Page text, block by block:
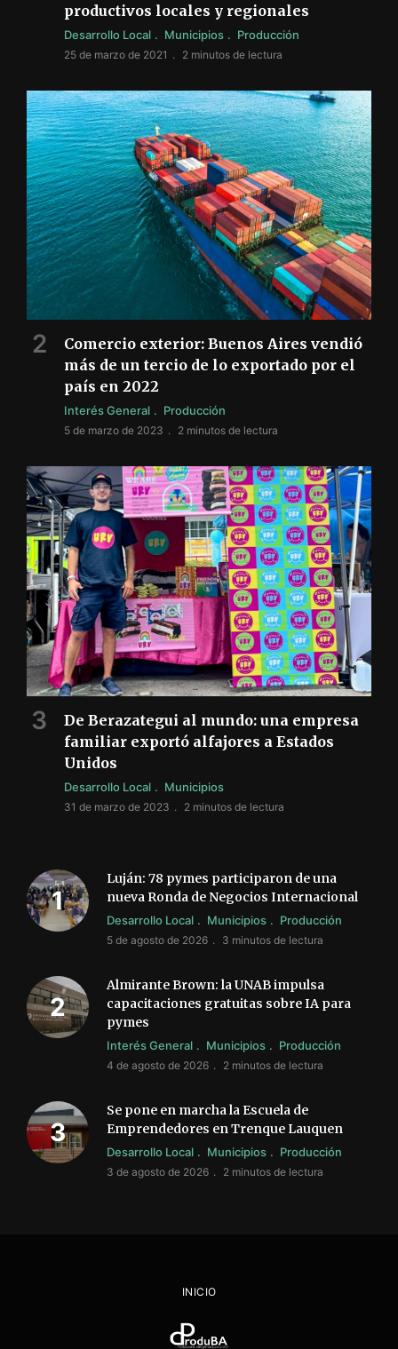
productivos locales y regionales
Desarrollo Local Municipios Producción
25 de marzo de 2021 2 minutos de lectura
Comercio exterior: Buenos Aires vendió
más de un tercio de lo exportado por el
país en 2022
Interés General Producción
5 de marzo de 2023 2 minutos de lectura
De Berazategui al mundo: una empresa
familiar exportó alfajores a Estados
Unidos
Desarrollo Local Municipios
31 de marzo de 2023 2 minutos de lectura
Luján: 78 pymes participaron de una
nueva Ronda de Negocios Internacional
Desarrollo Local Municipios Producción
5 de agosto de 2026 3 minutos de lectura
Almirante Brown: la UNAB impulsa
capacitaciones gratuitas sobre IA para
pymes
Interés General Municipios Producción
4 de agosto de 2026 2 minutos de lectura
Se pone en marcha la Escuela de
Emprendedores en Trenque Lauquen
Desarrollo Local Municipios Producción
3 de agosto de 2026 2 minutos de lectura
INICIO